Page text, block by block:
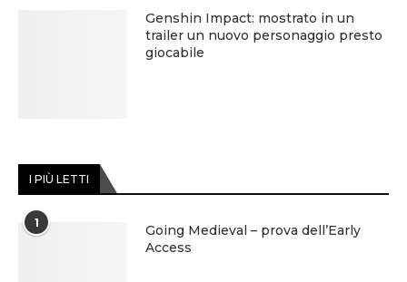
Genshin Impact: mostrato in un
trailer un nuovo personaggio presto
giocabile
I PIÙ LETTI
1
Going Medieval – prova dell’Early
Access